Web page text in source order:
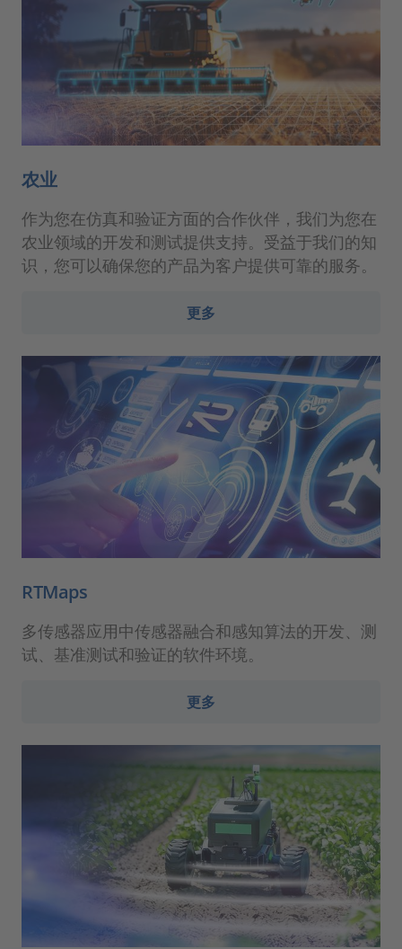
农业
作为您在仿真和验证方面的合作伙伴，我们为您在
农业领域的开发和测试提供支持。受益于我们的知
识，您可以确保您的产品为客户提供可靠的服务。
更多
RTMaps
多传感器应用中传感器融合和感知算法的开发、测
试、基准测试和验证的软件环境。
更多